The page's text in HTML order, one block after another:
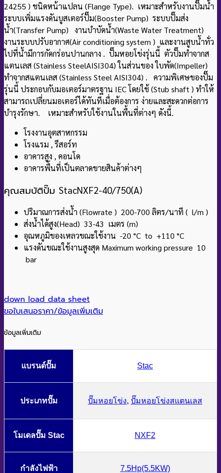
24255 ) ชนิดหน้าแปลน (Flange Type). เหมาะสําหรับงานปั๊มน้ำ
ระบบเพิ่มแรงดันบูสเตอร์ปั๊ม(Booster Pump) ระบบปั๊มส่ง
น้ำ(Transfer Pump) งานบําบัดน้ํา(Waste Water Treatment)
งานระบบปรับอากาศ(Air conditioning system ) และงานสูบน้ําทั่ว
ไปที่น้ํามีการกัดกร่อนปานกลาง . ปั๊มหอยโข่งรุ่นนี้ ตัวปั๊มทำจากส
แตนเลส (Stainless SteelAISI304) ในส่วนของ ใบพัด(Impeller)
ทําจากสแตนเลส (Stainless Steel AISI304) . ความพิเศษของปั๊ม
รุ่นนี้ ประกอบกับมอเตอร์มาตรฐาน IEC โดยใช้ (Stub shaft ) ทําให้
สามารถเปลี่ยนมอเตอร์ได้ทันทีเมื่อต้องการ ง่ายและสะดวกต่อการ
บำรุงรักษา. เหมาะสําหรับใช้งานในพื้นที่ต่างๆ ดังนี้.
โรงงานอุตสาหกรรม
โรงแรม , รีสอร์ท
อาคารสูง , คอนโด
อาคารพื้นที่เป็นตลาดขายสินค้าต่างๆ
คุณสมบัติปั๊ม StacNXF2-40/750(A)
ปริมาณการส่งน้ำ (Flowrate ) 200-700 ลิตร/นาที ( l/m )
ส่งน้ำได้สูง(Head) 33-43 เมตร (m)
อุณหภูมิของเหลวขณะใช้งาน -20 °C to +110 °C
แรงดันขณะใช้งานสูงสุด Maximum working pressure 10
bar
down load data sheet
ขอใบเสนอราคา/ข้อมูลเพิ่มเติม
ข้อมูลเพิ่มเติม
แบรนด์ปั๊ม Stac
ประเภทปั๊ม ปั๊มหอยโข่ง, ปั๊มหอยโข่งสแตนเลส
โมเดลปั๊ม Stac NXF2
กำลังไฟฟ้า 7.5Hp(5.5KW)